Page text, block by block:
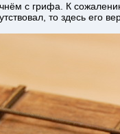
с грифа. К
то здесь его